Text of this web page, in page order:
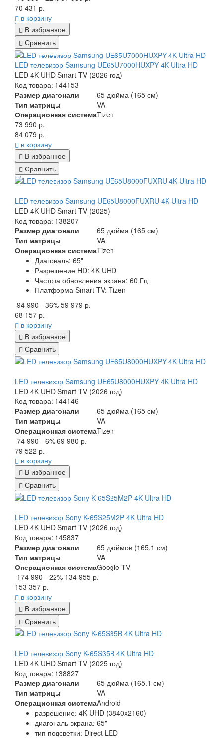
70 431 р.
в корзину
В избранное
Сравнить
LED телевизор Samsung UE65U7000HUXPY 4K Ultra HD
LED 4K UHD Smart TV (2026 год)
Код товара: 144153
Размер диагонали
65 дюйма (165 см)
Тип матрицы
VA
Операционная системаTizen
73 990 р.
84 079 р.
в корзину
В избранное
Сравнить
LED телевизор Samsung UE65U8000FUXRU 4K Ultra HD
LED 4K UHD Smart TV (2025)
Код товара: 138207
Размер диагонали
65 дюйма (165 см)
Тип матрицы
VA
Операционная системаTizen
Диагональ: 65"
Разрешение HD: 4K UHD
Частота обновления экрана: 60 Гц
Платформа Smart TV: Tizen
94 990 -36% 59 979 р.
68 157 р.
в корзину
В избранное
Сравнить
LED телевизор Samsung UE65U8000HUXPY 4K Ultra HD
LED 4K UHD Smart TV (2026 год)
Код товара: 144146
Размер диагонали
65 дюйма (165 см)
Тип матрицы
VA
Операционная системаTizen
74 990 -6% 69 980 р.
79 522 р.
в корзину
В избранное
Сравнить
LED телевизор Sony K-65S25M2P 4K Ultra HD
LED 4K UHD Smart TV (2026 год)
Код товара: 145837
Размер диагонали
65 дюймов (165.1 см)
Тип матрицы
VA
Операционная системаGoogle TV
174 990 -22% 134 955 р.
153 357 р.
в корзину
В избранное
Сравнить
LED телевизор Sony K-65S35B 4K Ultra HD
LED 4K UHD Smart TV (2025 год)
Код товара: 138827
Размер диагонали
65 дюйма (165.1 см)
Тип матрицы
VA
Операционная системаAndroid
разрешение: 4K UHD (3840x2160)
диагональ экрана: 65"
тип подсветки: Direct LED